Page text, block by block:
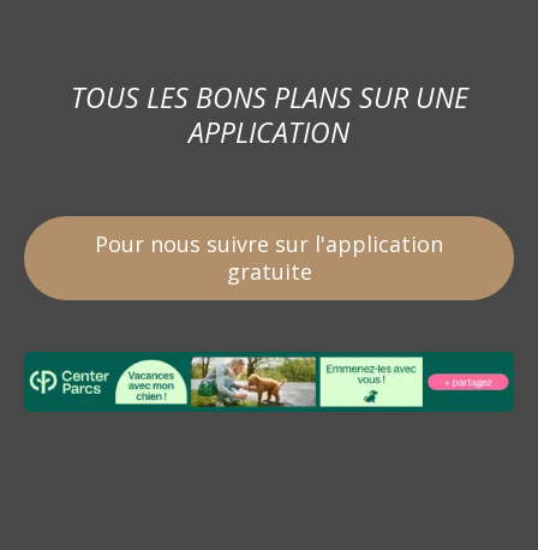
TOUS LES BONS PLANS SUR UNE
APPLICATION
Pour nous suivre sur l'application
gratuite